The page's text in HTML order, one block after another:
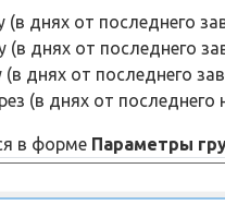
днях от последнего
днях от последнего
днях от последнего
(в днях от последнего
в форме Параметры